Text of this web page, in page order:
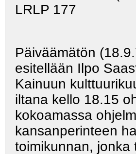
LRLP 177
Päiväämätön
esitellään Ilpo
Kainuun
iltana kello 18.15
kokoamassa
kansanperinteen
toimikunnan, jonka